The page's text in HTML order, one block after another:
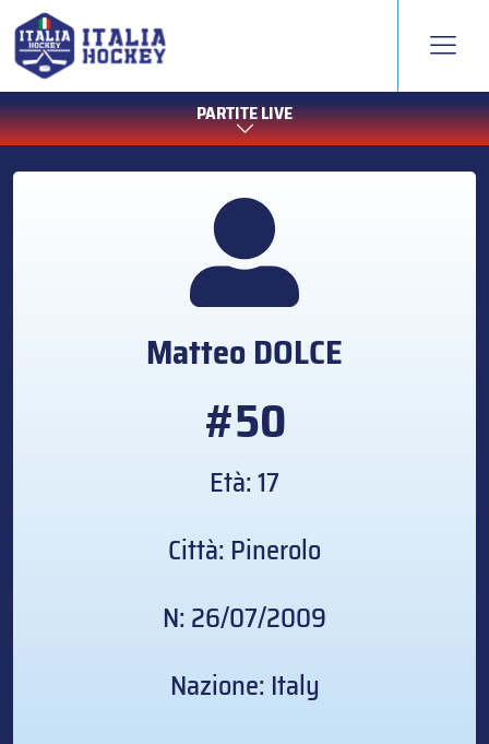
PARTITE LIVE
MatteoDOLCE
#50
Età: 17
Città: Pinerolo
N: 26/07/2009
Nazione: Italy